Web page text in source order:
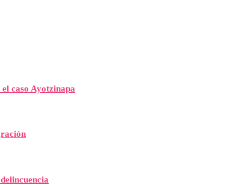
caso Ayotzinapa